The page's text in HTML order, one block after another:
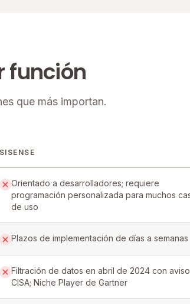
función
que más importan.
SISENSE
Orientado a desarrolladores; requiere
programación personalizada para muchos
de uso
Plazos de implementación de días a semanas
Filtración de datos en abril de 2024 con
CISA; Niche Player de Gartner